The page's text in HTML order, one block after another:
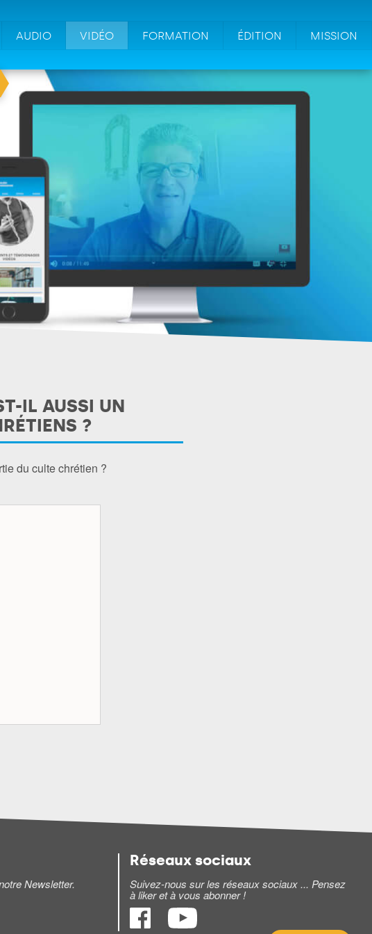
AUDIO VIDÉO FORMATION ÉDITION MISSION
IL AUSSI UN
?
du culte chrétien ?
Newsletter.
Réseaux sociaux
Suivez-nous sur les réseaux sociaux ... Pensez
à liker et à vous abonner !